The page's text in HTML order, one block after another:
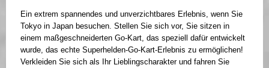
Ein extrem spannendes und unverzichtbares Erlebnis, wenn Sie
Tokyo in Japan besuchen. Stellen Sie sich vor, Sie sitzen in
einem maßgeschneiderten Go-Kart, das speziell dafür entwickelt
wurde, das echte Superhelden-Go-Kart-Erlebnis zu ermöglichen!
Verkleiden Sie sich als Ihr Lieblingscharakter und fahren Sie